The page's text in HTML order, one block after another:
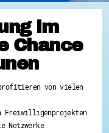
im
Chance
profitieren von vielen
Freiwilligenprojekten
Netzwerke